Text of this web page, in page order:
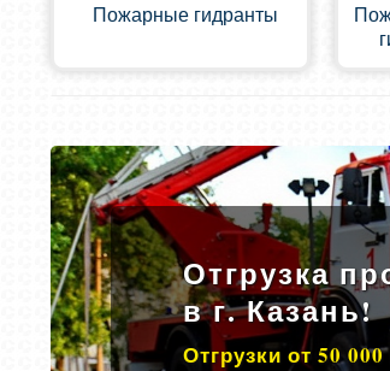
Пожарные гидранты
Отгрузка
в г. Казань!
Отгрузки от 50